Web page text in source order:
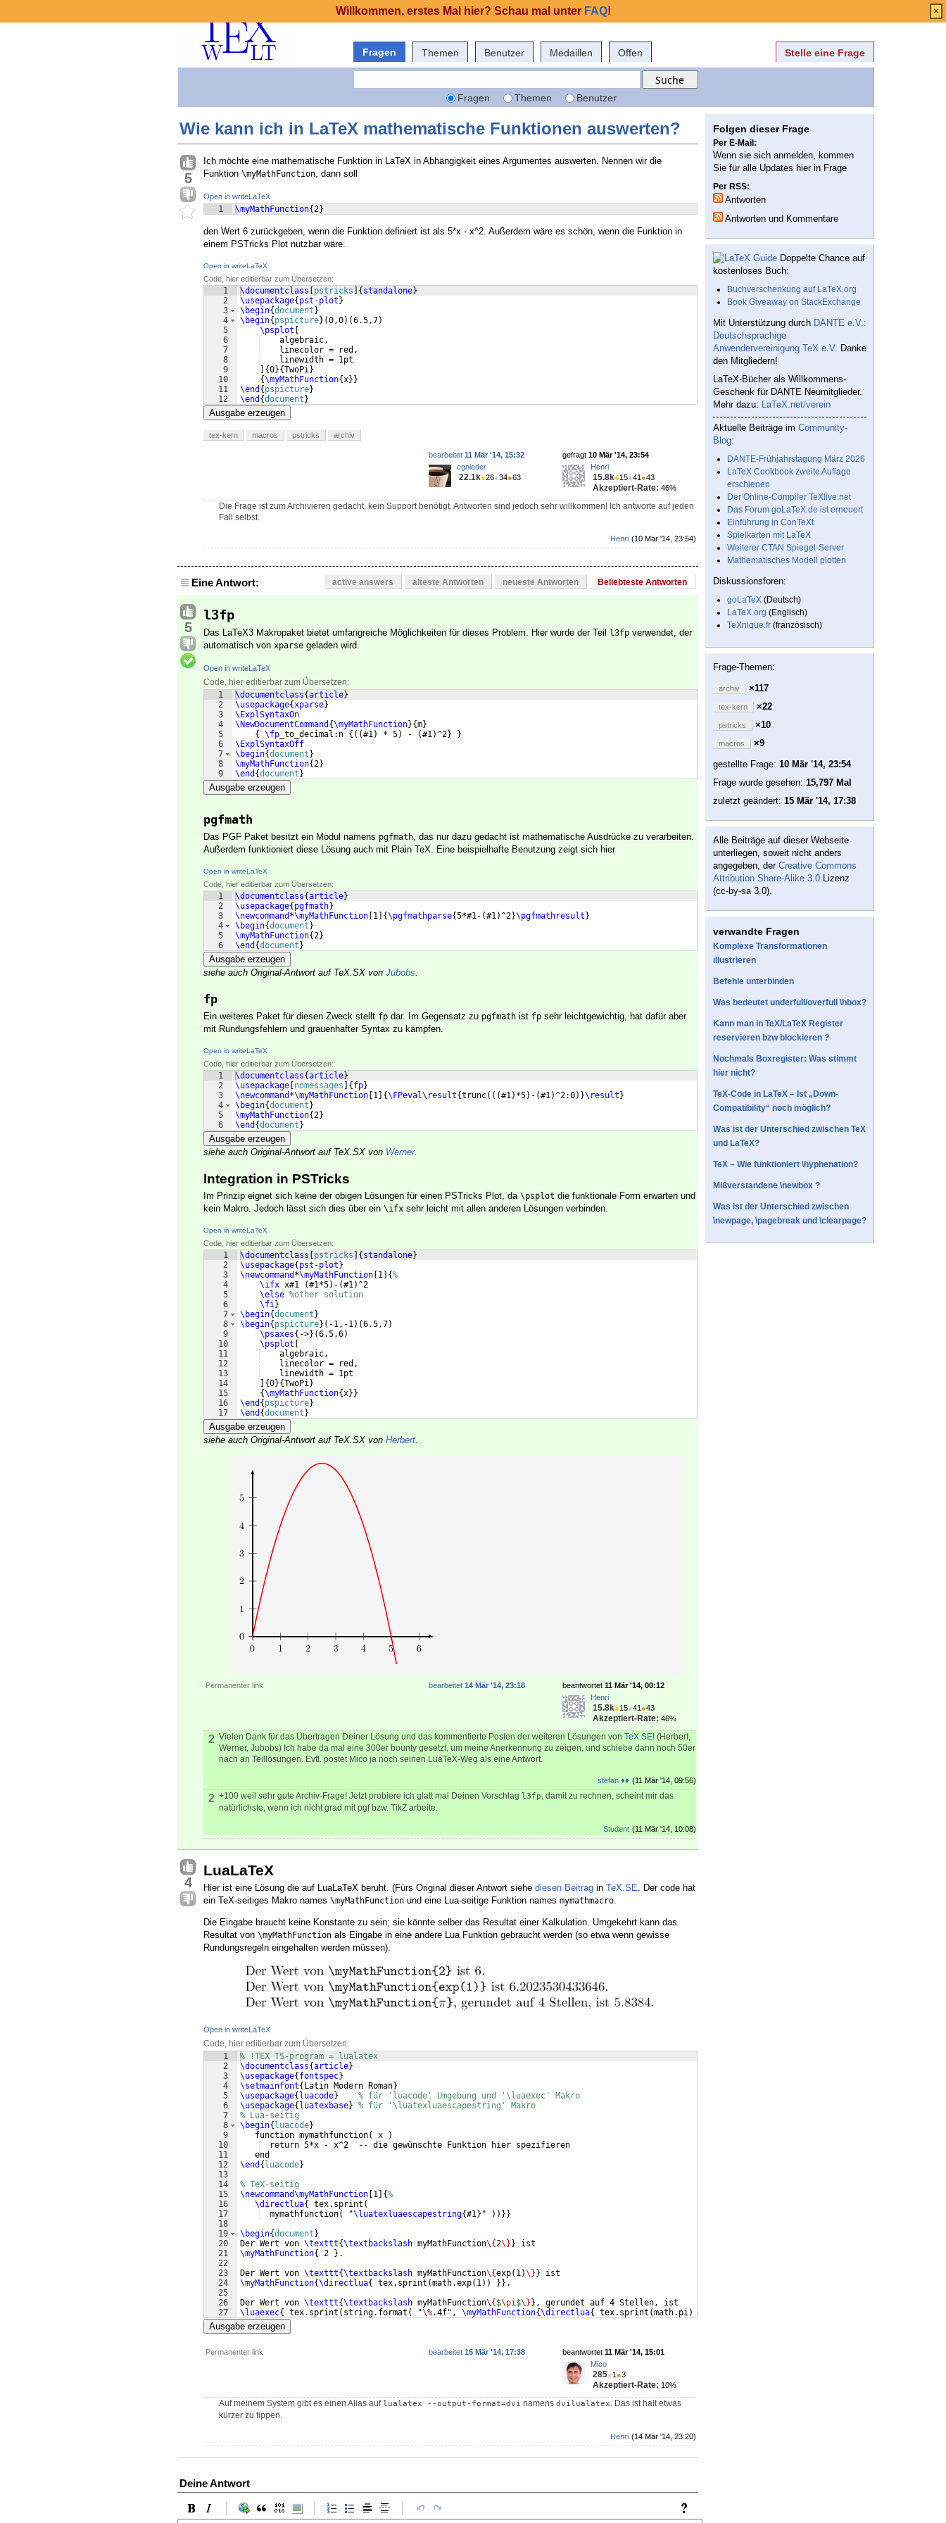
Fragen Themen Benutzer Medaillen Offen Stelle eine Frage
Fragen Themen Benutzer
Wie kann ich in LaTeX mathematische Funktionen auswerten?
5
Ich möchte eine mathematische Funktion in LaTeX in Abhängigkeit eines Argumentes auswerten. Nennen wir die
Funktion \myMathFunction, dann soll
Open in writeLaTeX
1 \myMathFunction{2}
den Wert 6 zurückgeben, wenn die Funktion definiert ist als 5*x - x^2. Außerdem wäre es schön, wenn die Funktion in
einem PSTricks Plot nutzbar wäre.
Open in writeLaTeX
Code, hier editierbar zum Übersetzen:
1
2
3
4
5
6
7
8
9
10
11
12
\documentclass pstricks { standalone}
\usepackage{ pst-plot }
\begin{document }
\begin{ pspicture} (0,0) (6.5,7)
\psplot
    algebraic,
    linecolor = red,
    linewidth = 1pt
{0}{TwoPi}
{\myMathFunction{x}}
\end { pspicture}
\end {document }
Ausgabe erzeugen
tex-kern macros pstricks archiv
gefragt 10 Mär '14, 23:54
Henri
15.8k●15●41 ●43
Akzeptiert-Rate: 46%
bearbeitet 11 Mär '14, 15:32
cgnieder
22.1k●26●34●63
Die Frage ist zum Archivieren gedacht, kein Support benötigt. Antworten sind jedoch sehr willkommen! Ich antworte auf jeden
Fall selbst.
(10 Mär '14, 23:54)
Henri
Eine Antwort: active answers älteste Antworten neueste Antworten Beliebteste Antworten
5
l3fp
Das LaTeX3 Makropaket bietet umfangreiche Möglichkeiten für dieses Problem. Hier wurde der Teil l3fp verwendet, der
automatisch von xparse geladen wird.
Open in writeLaTeX
Code, hier editierbar zum Übersetzen:
1
2
3
4
5
6
7
8
9
\documentclass{article}
\usepackage{xparse}
\ExplSyntaxOn
\NewDocumentCommand {\myMathFunction}{m}
{
\fp _to_decimal:n {((#1) * 5) - (#1)^2}
}
\ExplSyntaxOff
\begin{document }
\myMathFunction{2}
\end {document }
Ausgabe erzeugen
pgfmath
Das PGF Paket besitzt ein Modul namens pgfmath, das nur dazu gedacht ist mathematische Ausdrücke zu verarbeiten.
Außerdem funktioniert diese Lösung auch mit Plain TeX. Eine beispielhafte Benutzung zeigt sich hier
Open in writeLaTeX
Code, hier editierbar zum Übersetzen:
1
2
3
4
5
6
\documentclass{article}
\usepackage{ pgfmath}
\newcommand *\myMathFunction 1 {\pgfmathparse{5*#1- (#1)^2}\pgfmathresult }
\begin{document }
\myMathFunction{2}
\end {document }
Ausgabe erzeugen
siehe auch Original-Antwort auf TeX.SX von Jubobs.
fp
Ein weiteres Paket für diesen Zweck stellt fp dar. Im Gegensatz zu pgfmath ist fp sehr leichtgewichtig, hat dafür aber
mit Rundungsfehlern und grauenhafter Syntax zu kämpfen.
Open in writeLaTeX
Code, hier editierbar zum Übersetzen:
1
2
3
4
5
6
\documentclass{article}
\usepackage nomessages { fp}
\newcommand *\myMathFunction 1 {\FPeval\result{trunc(((#1) *5) - (#1)^2:0)}\result }
\begin{document }
\myMathFunction{2}
\end {document }
Ausgabe erzeugen
siehe auch Original-Antwort auf TeX.SX von Werner.
Integration in PSTricks
Im Prinzip eignet sich keine der obigen Lösungen für einen PSTricks Plot, da \psplot die funktionale Form erwarten und
kein Makro. Jedoch lässt sich dies über ein \ifx sehr leicht mit allen anderen Lösungen verbinden.
Open in writeLaTeX
Code, hier editierbar zum Übersetzen:
1
2
3
4
5
6
7
8
9
10
11
12
13
14
15
16
17
\documentclass pstricks { standalone}
\usepackage{ pst-plot }
\newcommand *\myMathFunction 1 {%
\ifx x#1 (#1*5) - (#1)^2
\else %other solution
\fi}
\begin{document }
\begin{ pspicture} ( -1,-1) (6.5,7)
\psaxes{ ->} (6.5,6)
\psplot
    algebraic,
    linecolor = red,
    linewidth = 1pt
{0}{TwoPi}
{\myMathFunction{x}}
\end { pspicture}
\end {document }
Ausgabe erzeugen
siehe auch Original-Antwort auf TeX.SX von Herbert.
Permanenter link beantwortet 11 Mär '14, 00:12
Henri
15.8k●15●41 ●43
Akzeptiert-Rate: 46%
bearbeitet 14 Mär '14, 23:18
2 Vielen Dank für das Übertragen Deiner Lösung und das kommentierte Posten der weiteren Lösungen von TeX.SE! (Herbert,
Werner, Jubobs) Ich habe da mal eine 300er bounty gesetzt, um meine Anerkennung zu zeigen, und schiebe dann noch 50er
nach an Teillösungen. Evtl. postet Mico ja noch seinen LuaTeX-Weg als eine Antwort.
(11 Mär '14, 09:56)
stefan ♦♦
2 +100 weil sehr gute Archiv-Frage! Jetzt probiere ich glatt mal Deinen Vorschlag l3fp, damit zu rechnen, scheint mir das
natürlichste, wenn ich nicht grad mit pgf bzw. TikZ arbeite.
(11 Mär '14, 10:08)
Student
4
LuaLaTeX
Hier ist eine Lösung die auf LuaLaTeX beruht. (Fürs Original dieser Antwort siehe diesen Beitrag in TeX.SE. Der code hat
ein TeX-seitiges Makro names \myMathFunction und eine Lua-seitige Funktion names mymathmacro.
Die Eingabe braucht keine Konstante zu sein; sie könnte selber das Resultat einer Kalkulation. Umgekehrt kann das
Resultat von \myMathFunction als Eingabe in eine andere Lua Funktion gebraucht werden (so etwa wenn gewisse
Rundungsregeln eingehalten werden müssen).
Open in writeLaTeX
Code, hier editierbar zum Übersetzen:
1
2
3
4
5
6
7
8
9
10
11
12
13
14
15
16
17
18
19
20
21
22
23
24
25
26
27
% !TEX TS-program = lualatex
\documentclass{article}
\usepackage{ fontspec}
\setmainfont{ Latin Modern Roman}
\usepackage{ luacode}
% für 'luacode' Umgebung und '\luaexec' Makro
\usepackage{ luatexbase} % für '\luatexluaescapestring' Makro
% Lua-seitig
\begin{ luacode}
   function mymathfunction
( x
)
  return 5*x - x^2  -- die gewünschte Funktion hier spezifieren
   end
\end { luacode}
% TeX-seitig
\newcommand\myMathFunction 1 {%
\directlua{ tex.sprint (
  mymathfunction
( "\luatexluaescapestring{#1} "
))}}
\begin{document }
Der Wert von \texttt{\textbackslash myMathFunction\{2\} } ist
\myMathFunction{ 2 } .
Der Wert von \texttt{\textbackslash myMathFunction\{exp( 1)\} } ist
\myMathFunction{\directlua{ tex.sprint (math.exp( 1)) }} .
Der Wert von \texttt{\textbackslash myMathFunction\{ $\pi$\} } , gerundet auf 4 Stellen, ist
\luaexec{ tex.sprint ( string.format ( "\%.4f", \myMathFunction{\directlua{ tex.sprint (math.pi)
Ausgabe erzeugen
Permanenter link beantwortet 11 Mär '14, 15:01
Mico
285●1 ●3
Akzeptiert-Rate: 10%
bearbeitet 15 Mär '14, 17:38
Auf meinem System gibt es einen Alias auf lualatex --output-format=dvi namens dvilualatex. Das ist halt etwas
kürzer zu tippen.
(14 Mär '14, 23:20)
Henri
Deine Antwort
Folgen dieser Frage
Per E-Mail:
Wenn sie sich anmelden, kommen
Sie für alle Updates hier in Frage
Per RSS:
Antworten
Antworten und Kommentare
Doppelte Chance auf
kostenloses Buch:
Buchverschenkung auf LaTeX.org
Book Giveaway on StackExchange
Mit Unterstützung durch DANTE e.V.:
Deutschsprachige
Anwendervereinigung TeX e.V. Danke
den Mitgliedern!
LaTeX-Bücher als Willkommens-
Geschenk für DANTE Neumitglieder.
Mehr dazu: LaTeX.net/verein
Aktuelle Beiträge im Community-
Blog:
DANTE-Frühjahrstagung März 2026
LaTeX Cookbook zweite Auflage
erschienen
Der Online-Compiler TeXlive.net
Das Forum goLaTeX.de ist erneuert
Einführung in ConTeXt
Spielkarten mit LaTeX
Weiterer CTAN Spiegel-Server
Mathematisches Modell plotten
Diskussionsforen:
goLaTeX (Deutsch)
LaTeX.org (Englisch)
TeXnique.fr (französisch)
Frage-Themen:
archiv ×117
tex-kern ×22
pstricks ×10
macros
×9
gestellte Frage: 10 Mär '14, 23:54
Frage wurde gesehen: 15,797 Mal
zuletzt geändert: 15 Mär '14, 17:38
Alle Beiträge auf dieser Webseite
unterliegen, soweit nicht anders
angegeben, der Creative Commons
Attribution Share-Alike 3.0 Lizenz
(cc-by-sa 3.0).
verwandte Fragen
Komplexe Transformationen
illustrieren
Befehle unterbinden
Was bedeutet underfull/overfull \hbox?
Kann man in TeX/LaTeX Register
reservieren bzw blockieren ?
Nochmals Boxregister: Was stimmt
hier nicht?
TeX-Code in LaTeX – Ist „Down-
Compatibility“ noch möglich?
Was ist der Unterschied zwischen TeX
und LaTeX?
TeX – Wie funktioniert \hyphenation?
Mißverstandene \newbox ?
Was ist der Unterschied zwischen
\newpage, \pagebreak und \clearpage?
Willkommen, erstes Mal hier? Schau mal unter FAQ! ×